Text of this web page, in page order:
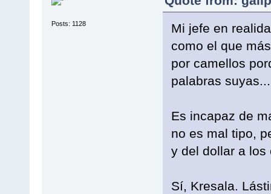
Posts: 1128
Mi jefe en
como el que
por camellos
palabras suyas...
Es incapaz de
no es mal tipo,
y del dollar a los
Sí, Kresala.